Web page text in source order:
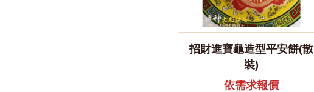
招財進寶龜造型平安餅(散
裝)
依需求報價